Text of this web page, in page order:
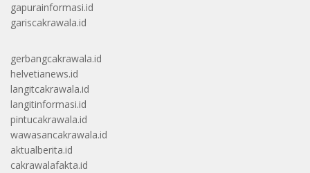
gapurainformasi.id
gariscakrawala.id
gerbangcakrawala.id
helvetianews.id
langitcakrawala.id
langitinformasi.id
pintucakrawala.id
wawasancakrawala.id
aktualberita.id
cakrawalafakta.id